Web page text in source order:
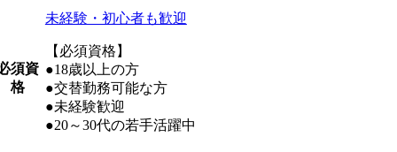
須資
格
未経験・初心者も歓迎
【必須資格】
●18歳以上の方
●交替勤務可能な方
●未経験歓迎
●20～30代の若手活躍中